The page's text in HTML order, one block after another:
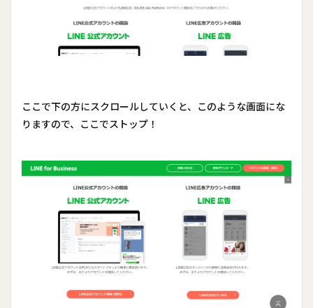
ここで下の方にスクロールしていくと、このような画面にな
りますので、ここでストップ！